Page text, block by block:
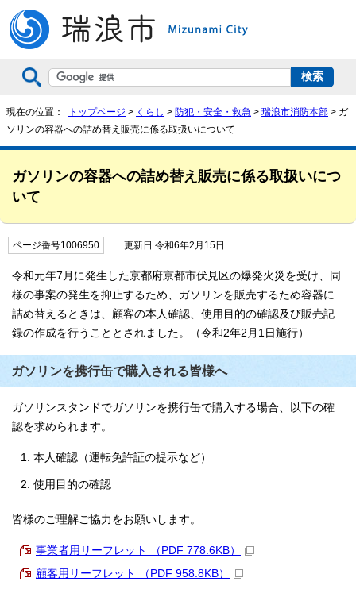
現在の位置： トップページ > くらし > 防犯・安全・救急 > 瑞浪市消防本部 > ガ
ソリンの容器への詰め替え販売に係る取扱いについて
ガソリンの容器への詰め替え販売に係る取扱いにつ
いて
ページ番号1006950 更新日 令和6年2月15日
令和元年7月に発生した京都府京都市伏見区の爆発火災を受け、同
様の事案の発生を抑止するため、ガソリンを販売するため容器に
詰め替えるときは、顧客の本人確認、使用目的の確認及び販売記
録の作成を行うこととされました。（令和2年2月1日施行）
ガソリンを携行缶で購入される皆様へ
ガソリンスタンドでガソリンを携行缶で購入する場合、以下の確
認を求められます。
本人確認（運転免許証の提示など）
使用目的の確認
皆様のご理解ご協力をお願いします。
事業者用リーフレット （PDF 778.6KB）
顧客用リーフレット （PDF 958.8KB）